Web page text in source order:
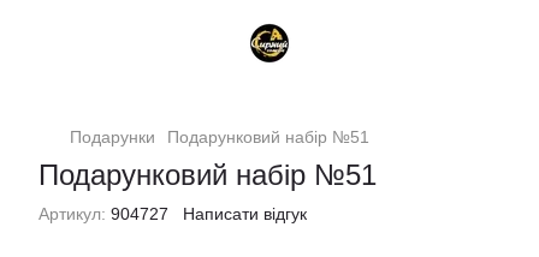
Подарунки Подарунковий набір №51
Подарунковий набір №51
Артикул: 904727 Написати відгук